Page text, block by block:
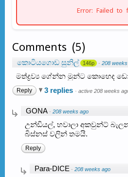
Error: Failed to
Comments (5)
කොටියගොඩ සුනිල් 146p · 208
මත්ද්‍රව්‍ය ගේන්න මුන්ට කොහෙද
Reply 3 replies · active 208 weeks
GONA · 208 weeks ago
උන්ඩියල්, හවාලා අකවුන්ට්
බිස්නස් වලින් තමයි.
Reply
Para-DICE · 208 weeks ago